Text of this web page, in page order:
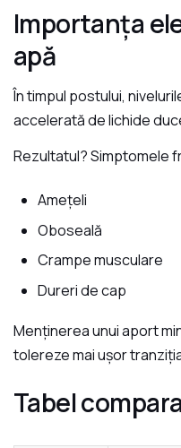
Importanța
apă
În timpul postului,
accelerată de lichide
Rezultatul? Simptomele
Amețeli
Oboseală
Crampe musculare
Dureri de cap
Menținerea unui aport
tolereze mai ușor
Tabel